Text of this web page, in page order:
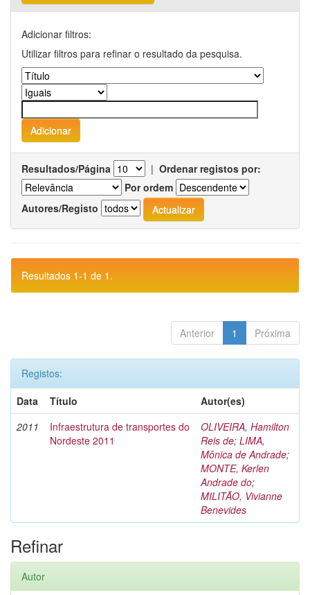
Adicionar filtros:
Utilizar filtros para refinar o resultado da pesquisa.
Resultados/Página | Ordenar registos por:
Por ordem
Autores/Registo
Resultados 1-1 de 1.
Anterior 1 Próxima
Registos:
Data
Título
Autor(es)
2011
Infraestrutura de transportes do
Nordeste 2011
OLIVEIRA, Hamilton
Reis de; LIMA,
Mônica de Andrade;
MONTE, Kerlen
Andrade do;
MILITÃO, Vivianne
Benevides
Refinar
Autor